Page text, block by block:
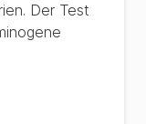
Der Test